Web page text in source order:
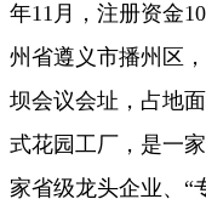
年11月，注册资金
州省遵义市播州区
坝会议会址，占地
式花园工厂，是一
家省级龙头企业、“